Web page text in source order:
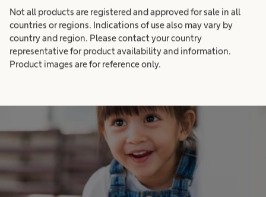
Not all products are registered and approved for sale in all
countries or regions. Indications of use also may vary by
country and region. Please contact your country
representative for product availability and information.
Product images are for reference only.
El acceso a la atención sanitaria es esencial para prevenir,
diagnosticar y tratar enfermedades.